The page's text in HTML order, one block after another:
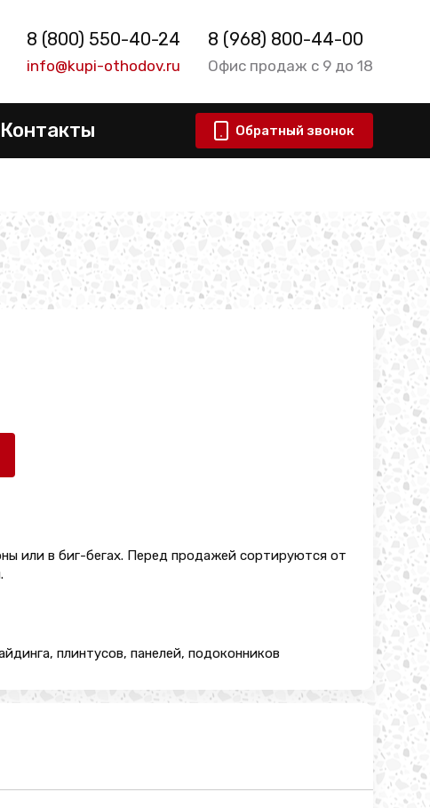
8 (800) 550-40-24
info@kupi-othodov.ru
8 (968) 800-44-00
Офис продаж с 9 до 18
Контакты Обратный звонок
или в биг-бегах. Перед продажей сортируются от
плинтусов, панелей, подоконников